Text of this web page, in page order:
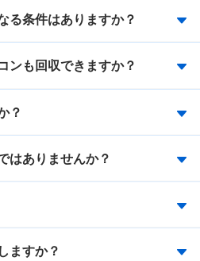
る条件はありますか？
ンも回収できますか？
？
はありませんか？
ますか？